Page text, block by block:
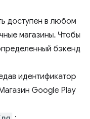
доступен в любом
магазины. Чтобы
бэкенд
идентификатор
Google Play